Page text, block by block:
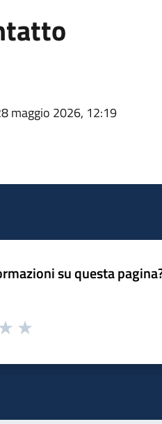
maggio 2026, 12:19
su questa